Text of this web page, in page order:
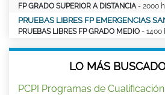
FP GRADO SUPERIOR A DISTANCIA - 2000
PRUEBAS LIBRES FP EMERGENCIAS
PRUEBAS LIBRES FP GRADO MEDIO - 1400
LO MÁS
PCPI Programas de